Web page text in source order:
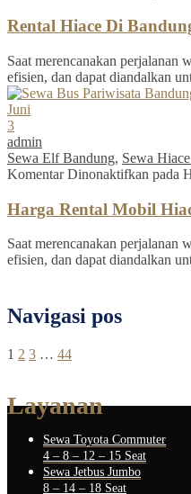
Rental Hiace Di
Saat merencanakan perjalanan
efisien, dan dapat diandalkan
Juni
3
admin
Sewa Elf Bandung, Sewa
Komentar Dinonaktifkan pada
Harga Rental Mobil
Saat merencanakan perjalanan
efisien, dan dapat diandalkan
Navigasi pos
1 2 3 … 44
Layanan
Sewa Toyota Commuter
4 – 8 – 12 – 15 Seat
Sewa Jetbus Jumbo
8 – 14 – 18 Seat